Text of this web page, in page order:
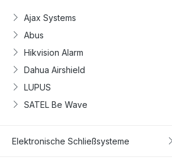
Ajax Systems
Abus
Hikvision Alarm
Dahua Airshield
LUPUS
SATEL Be Wave
Elektronische Schließsysteme